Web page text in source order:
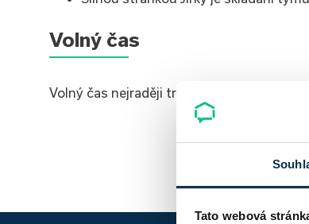
Tato webová
Volný čas
Volný čas nejraději tráví s rodinou,